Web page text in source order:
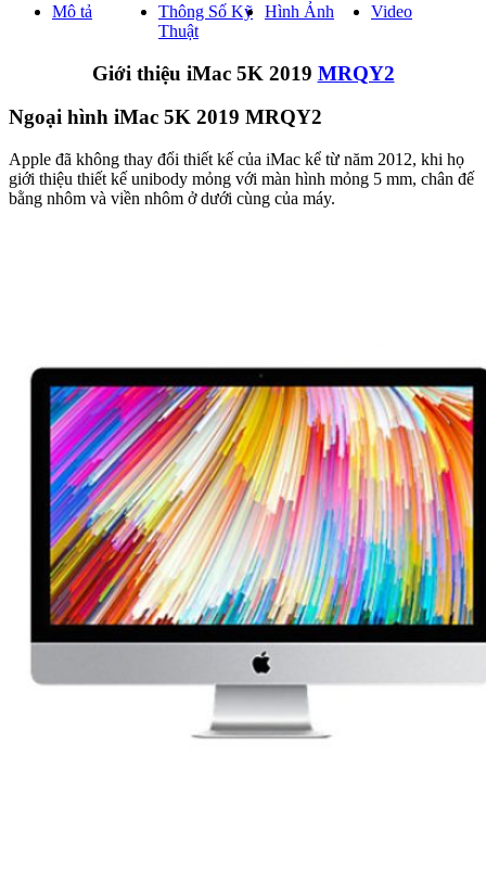
Mô tả
Thông Số Kỹ
Thuật
Hình Ảnh Video
Giới thiệu iMac 5K 2019 MRQY2
Ngoại hình iMac 5K 2019 MRQY2
Apple đã không thay đổi thiết kế của iMac kể từ năm 2012, khi họ
giới thiệu thiết kế unibody mỏng với màn hình mỏng 5 mm, chân đế
bằng nhôm và viền nhôm ở dưới cùng của máy.